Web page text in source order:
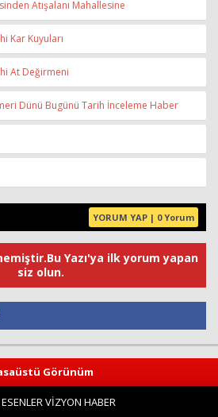
Atışalanı Mahallesine
Kar Kuyuları
At Değirmeni
Dünü Bugünü Tarih İnceleme Haber
YORUM YAP | 0 Yorum
Yazı'ya ilk yorum yapan
siz olun.
Görünüm
VİZYON HABER